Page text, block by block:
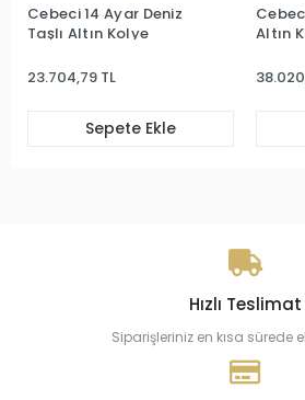
Cebeci 14 Ayar Deniz
Taşlı Altın Kolye
23.704,79 TL
Sepete Ekle
Altın
Hızlı Teslimat
Siparişleriniz en kısa sürede